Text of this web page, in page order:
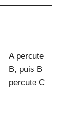
A percute
B, puis B
percute C